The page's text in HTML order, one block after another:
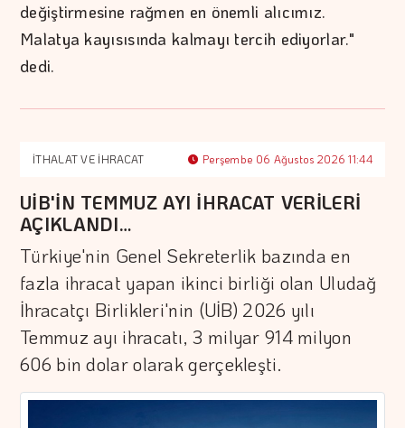
değiştirmesine rağmen en önemli alıcımız.
Malatya kayısısında kalmayı tercih ediyorlar."
dedi.
İTHALAT VE İHRACAT Perşembe 06 Ağustos 2026 11:44
UİB'İN TEMMUZ AYI İHRACAT VERİLERİ
AÇIKLANDI…
Türkiye'nin Genel Sekreterlik bazında en
fazla ihracat yapan ikinci birliği olan Uludağ
İhracatçı Birlikleri'nin (UİB) 2026 yılı
Temmuz ayı ihracatı, 3 milyar 914 milyon
606 bin dolar olarak gerçekleşti.